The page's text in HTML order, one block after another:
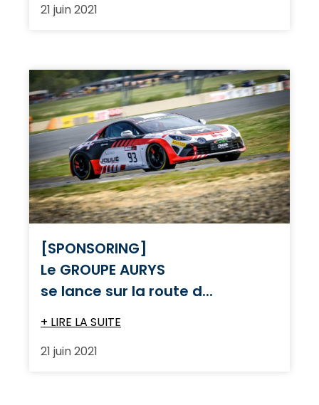
21 juin 2021
[SPONSORING]
Le GROUPE AURYS
se lance sur la route d...
+ LIRE LA SUITE
21 juin 2021